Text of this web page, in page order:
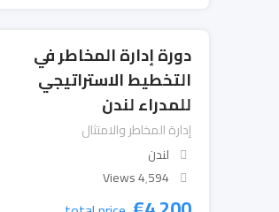
دورة إدارة المخاطر في
التخطيط الاستراتيجي
للمدراء لندن
إدارة المخاطر والامتثال
لندن
4٬594 Views